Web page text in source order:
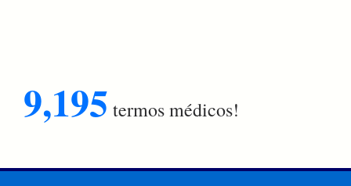
9,195 termos médicos!